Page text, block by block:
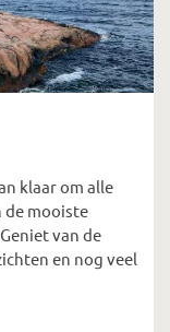
klaar om alle
de mooiste
van de
en nog veel